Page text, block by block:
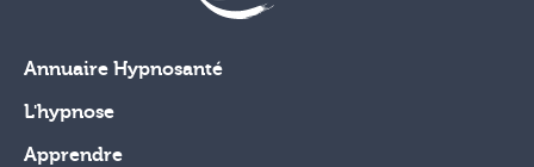
Annuaire Hypnosanté
L'hypnose
Apprendre